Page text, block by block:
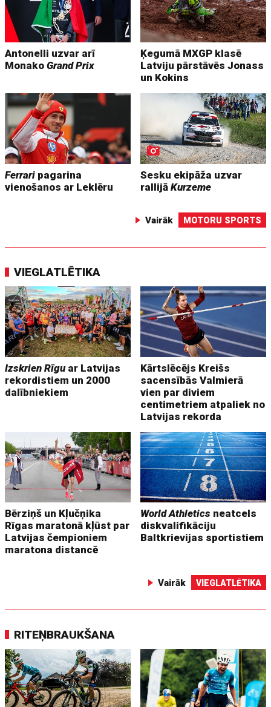
Antonelli uzvar arī
MonakoGrand Prix
Ķegumā MXGP klasē
Latviju pārstāvēs Jonass
un Kokins
Ferrari pagarina
vienošanos ar Leklēru
Sesku ekipāža uzvar
rallijāKurzeme
Vairāk MOTORU SPORTS
VIEGLATLĒTIKA
Izskrien Rīguar Latvijas
rekordistiem un 2000
dalībniekiem
Kārtslēcējs Kreišs
sacensībās Valmierā
vien par diviem
centimetriem atpaliek no
Latvijas rekorda
Bērziņš un Kļučņika
Rīgas maratonā kļūst par
Latvijas čempioniem
maratona distancē
World Athletics neatcels
diskvalifikāciju
Baltkrievijas sportistiem
Vairāk VIEGLATLĒTIKA
RITEŅBRAUKŠANA